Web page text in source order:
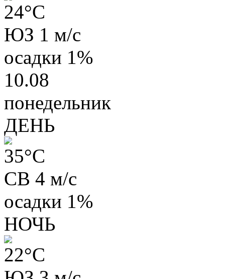
24°C
ЮЗ 1 м/с
осадки 1%
10.08
понедельник
ДЕНЬ
35°C
СВ 4 м/с
осадки 1%
НОЧЬ
22°C